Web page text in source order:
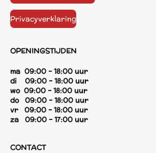
Privacyverklaring
OPENINGSTIJDEN
ma 09:00 - 18:00 uur
di 09:00 - 18:00 uur
wo 09:00 - 18:00 uur
do 09:00 - 18:00 uur
vr 09:00 - 18:00 uur
za 09:00 - 17:00 uur
CONTACT